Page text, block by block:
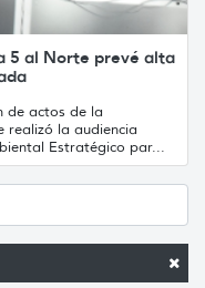
5 al Norte prevé alta
de actos de la
realizó la audiencia
Estratégico par...